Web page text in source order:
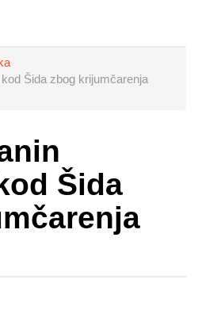
Šida zbog krijumčarenja
Šida